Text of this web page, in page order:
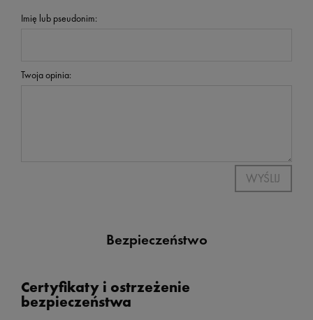
Imię lub pseudonim:
Twoja opinia:
WYŚLIJ
Bezpieczeństwo
Certyfikaty i ostrzeżenie
bezpieczeństwa